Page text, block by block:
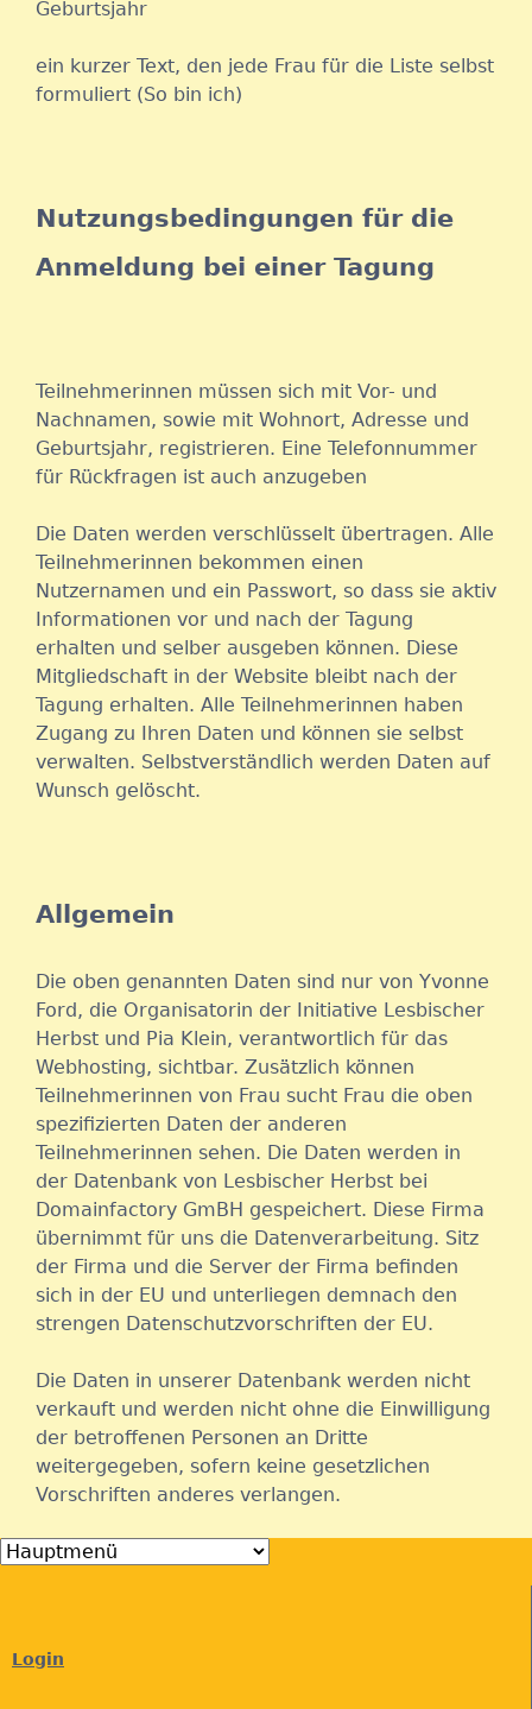
Geburtsjahr
ein kurzer Text, den jede Frau für die Liste selbst
formuliert (So bin ich)
Nutzungsbedingungen für die
Anmeldung bei einer Tagung
Teilnehmerinnen müssen sich mit Vor- und
Nachnamen, sowie mit Wohnort, Adresse und
Geburtsjahr, registrieren. Eine Telefonnummer
für Rückfragen ist auch anzugeben
Die Daten werden verschlüsselt übertragen. Alle
Teilnehmerinnen bekommen einen
Nutzernamen und ein Passwort, so dass sie aktiv
Informationen vor und nach der Tagung
erhalten und selber ausgeben können. Diese
Mitgliedschaft in der Website bleibt nach der
Tagung erhalten. Alle Teilnehmerinnen haben
Zugang zu Ihren Daten und können sie selbst
verwalten. Selbstverständlich werden Daten auf
Wunsch gelöscht.
Allgemein
Die oben genannten Daten sind nur von Yvonne
Ford, die Organisatorin der Initiative Lesbischer
Herbst und Pia Klein, verantwortlich für das
Webhosting, sichtbar. Zusätzlich können
Teilnehmerinnen von Frau sucht Frau die oben
spezifizierten Daten der anderen
Teilnehmerinnen sehen. Die Daten werden in
der Datenbank von Lesbischer Herbst bei
Domainfactory GmBH gespeichert. Diese Firma
übernimmt für uns die Datenverarbeitung. Sitz
der Firma und die Server der Firma befinden
sich in der EU und unterliegen demnach den
strengen Datenschutzvorschriften der EU.
Die Daten in unserer Datenbank werden nicht
verkauft und werden nicht ohne die Einwilligung
der betroffenen Personen an Dritte
weitergegeben, sofern keine gesetzlichen
Vorschriften anderes verlangen.
Login